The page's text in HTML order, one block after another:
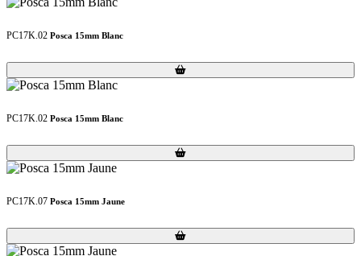
PC17K.02 Posca 15mm Blanc
Loading...
Loading...
PC17K.02 Posca 15mm Blanc
Loading...
Loading...
PC17K.07 Posca 15mm Jaune
Loading...
Loading...